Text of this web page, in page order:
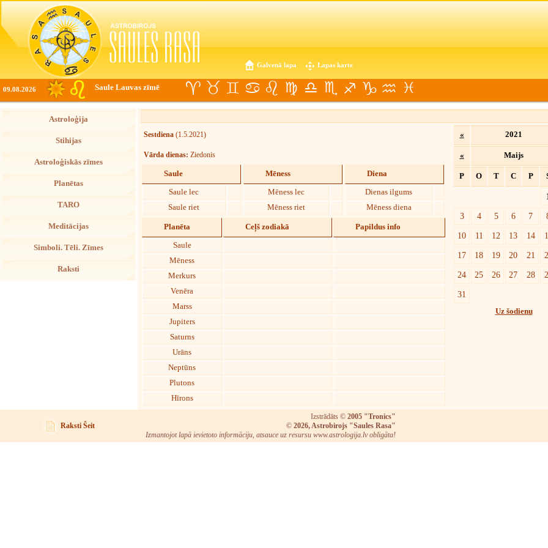
Galvenā lapa Lapas karte
09.08.2026 Saule Lauvas zīmē
Astroloģija
Stihijas
Astroloģiskās zīmes
Planētas
TARO
Meditācijas
Simboli. Tēli. Zīmes
Raksti
Sestdiena (1.5.2021)
Vārda dienas: Ziedonis
Saule
Saule lec
Saule riet
Mēness
Mēness lec
Mēness riet
Diena
Dienas ilgums
Mēness diena
Planēta Ceļš zodiakā Papildus info
Saule
Mēness
Merkurs
Venēra
Marss
Jupiters
Saturns
Urāns
Neptūns
Plutons
Hīrons
« 2021
« Maijs
P O T C P
3
4 5 6 7
10
11 12 13 14
17
18 19 20 21
24
25 26 27 28
31
Uz šodienu
Raksti Šeit
Izstrādāts © 2005 "Tronics"
© 2026, Astrobirojs "Saules Rasa"
Izmantojot lapā ievietoto informāciju, atsauce uz resursu www.astrologija.lv obligāta!